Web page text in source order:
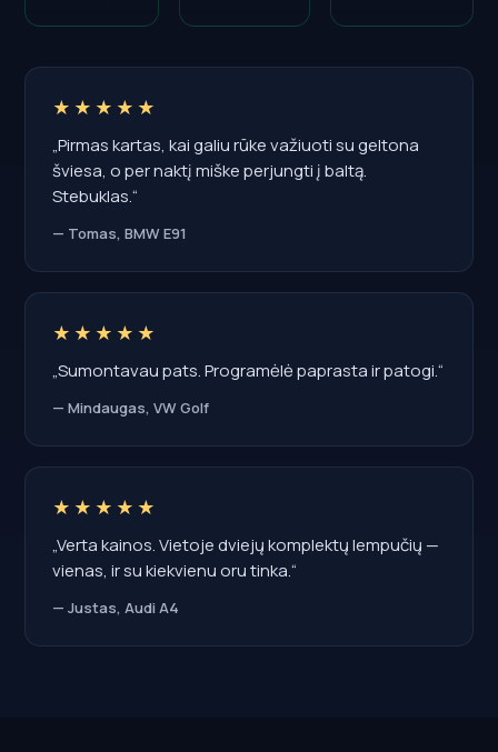
★★★★★
„Pirmas kartas, kai galiu rūke važiuoti su geltona
šviesa, o per naktį miške perjungti į baltą.
Stebuklas.“
— Tomas, BMW E91
★★★★★
„Sumontavau pats. Programėlė paprasta ir patogi.“
— Mindaugas, VW Golf
★★★★★
„Verta kainos. Vietoje dviejų komplektų lempučių —
vienas, ir su kiekvienu oru tinka.“
— Justas, Audi A4